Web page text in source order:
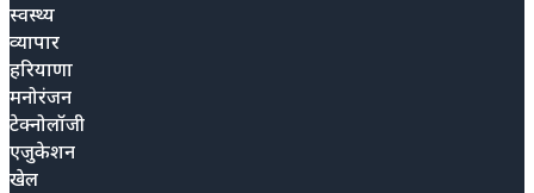
स्वस्थ्य
व्यापार
हरियाणा
मनोरंजन
टेक्नोलॉजी
एजुकेशन
खेल